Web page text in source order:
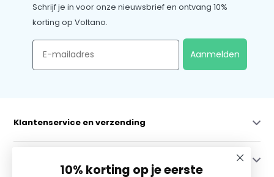
Schrijf je in voor onze nieuwsbrief en ontvang 10%
korting op Voltano.
Email
Aanmelden
Klantenservice en verzending
10% korting op je eerste